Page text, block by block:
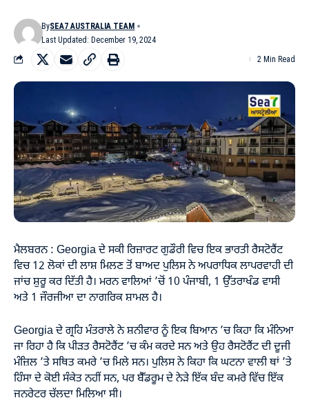
Last Updated: December 19, 2024
BySEA7 AUSTRALIA TEAM
2 Min Read
ਮੈਲਬਰਨ : Georgia ਦੇ ਸਕੀ ਰਿਜ਼ਾਰਟ ਗੁਡੌਰੀ ਵਿਚ ਇਕ ਭਾਰਤੀ ਰੈਸਟੋਰੈਂਟ
ਵਿਚ 12 ਲੋਕਾਂ ਦੀ ਲਾਸ਼ ਮਿਲਣ ਤੋਂ ਬਾਅਦ ਪੁਲਿਸ ਨੇ ਅਪਰਾਧਿਕ ਲਾਪਰਵਾਹੀ ਦੀ
ਜਾਂਚ ਸ਼ੁਰੂ ਕਰ ਦਿੱਤੀ ਹੈ। ਮਰਨ ਵਾਲਿਆਂ ’ਚੋਂ 10 ਪੰਜਾਬੀ, 1 ਉੱਤਰਾਖੰਡ ਵਾਸੀ
ਅਤੇ 1 ਜੌਰਜੀਆ ਦਾ ਨਾਗਰਿਕ ਸ਼ਾਮਲ ਹੈ।
Georgia ਦੇ ਗ੍ਰਹਿ ਮੰਤਰਾਲੇ ਨੇ ਸ਼ਨੀਵਾਰ ਨੂੰ ਇਕ ਬਿਆਨ ’ਚ ਕਿਹਾ ਕਿ ਮੰਨਿਆ
ਜਾ ਰਿਹਾ ਹੈ ਕਿ ਪੀੜਤ ਰੈਸਟੋਰੈਂਟ ’ਚ ਕੰਮ ਕਰਦੇ ਸਨ ਅਤੇ ਉਹ ਰੈਸਟੋਰੈਂਟ ਦੀ ਦੂਜੀ
ਮੰਜ਼ਿਲ ’ਤੇ ਸਥਿਤ ਕਮਰੇ ’ਚ ਮਿਲੇ ਸਨ। ਪੁਲਿਸ ਨੇ ਕਿਹਾ ਕਿ ਘਟਨਾ ਵਾਲੀ ਥਾਂ ’ਤੇ
ਹਿੰਸਾ ਦੇ ਕੋਈ ਸੰਕੇਤ ਨਹੀਂ ਸਨ, ਪਰ ਬੈੱਡਰੂਮ ਦੇ ਨੇੜੇ ਇੱਕ ਬੰਦ ਕਮਰੇ ਵਿੱਚ ਇੱਕ
ਜਨਰੇਟਰ ਚੱਲਦਾ ਮਿਲਿਆ ਸੀ।